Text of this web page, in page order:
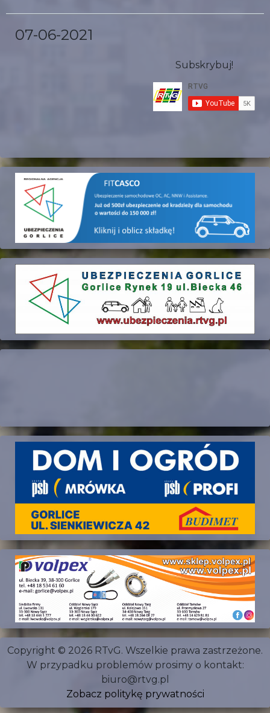
07-06-2021
Subskrybuj!
Copyright © 2026 RTvG. Wszelkie prawa zastrzeżone.
W przypadku problemów prosimy o kontakt:
biuro@rtvg.pl
Zobacz politykę prywatności